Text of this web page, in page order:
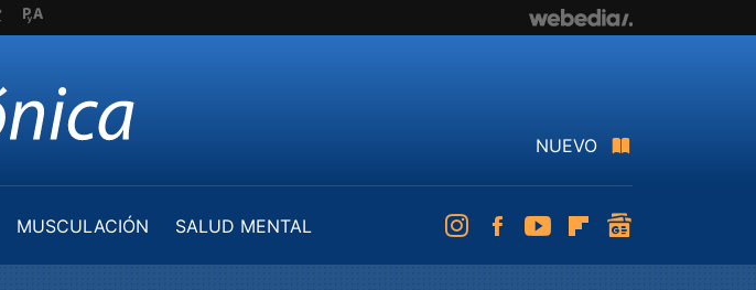
NUEVO
MUSCULACIÓN
SALUD MENTAL
InstagramFacebookYoutubeFlipboard